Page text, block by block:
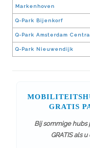
Markenhoven
Q-Park Bijenkorf
Q-Park Amsterdam
Q-Park Nieuwendijk
GRATIS
Bij sommige
GRATIS als